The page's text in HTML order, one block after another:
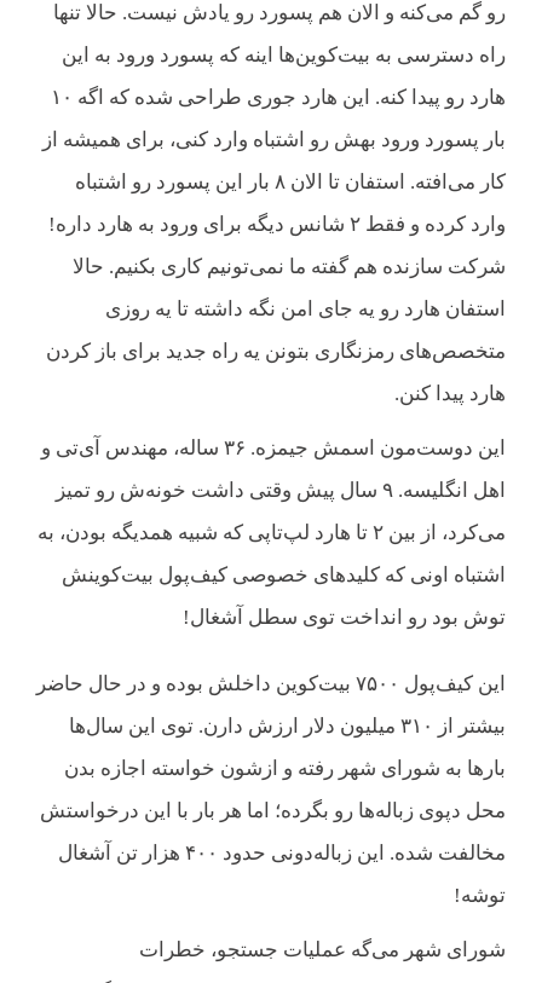
رو گم می‌کنه و الان هم پسورد رو یادش نیست. حالا تنها
راه دسترسی به بیت‌کوین‌ها اینه که پسورد ورود به این
هارد رو پیدا کنه. این هارد جوری طراحی شده که اگه ۱۰
بار پسورد ورود بهش رو اشتباه وارد کنی، برای همیشه از
کار می‌افته. استفان تا الان ۸ بار این پسورد رو اشتباه
وارد کرده و فقط ۲ شانس دیگه برای ورود به هارد داره!
شرکت سازنده هم گفته ما نمی‌تونیم کاری بکنیم. حالا
استفان هارد رو یه جای امن نگه داشته تا یه روزی
متخصص‌های رمزنگاری بتونن یه راه جدید برای باز کردن
هارد پیدا کنن.
این دوست‌مون اسمش جیمزه. ۳۶ ساله، مهندس آی‌تی و
اهل انگلیسه. ۹ سال پیش وقتی داشت خونه‌ش رو تمیز
می‌کرد، از بین ۲ تا هارد لپ‌تاپی که شبیه همدیگه بودن، به
اشتباه اونی که کلیدهای خصوصی کیف‌پول بیت‌کوینش
توش بود رو انداخت توی سطل آشغال!
این کیف‌پول ۷۵۰۰ بیت‌کوین داخلش بوده و در حال حاضر
بیشتر از ۳۱۰ میلیون دلار ارزش دارن. توی این سال‌ها
بارها به شورای شهر رفته و ازشون خواسته اجازه بدن
محل دپوی زباله‌ها رو بگرده؛ اما هر بار با این درخواستش
مخالفت شده. این زباله‌دونی حدود ۴۰۰ هزار تن آشغال
توشه!
شورای شهر می‌گه عملیات جستجو، خطرات